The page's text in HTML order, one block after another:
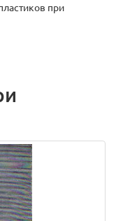
при